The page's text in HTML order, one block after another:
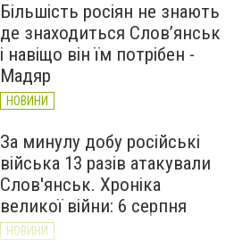
Більшість росіян не знають
де знаходиться Слов’янськ
і навіщо він їм потрібен -
Мадяр
НОВИНИ
За минулу добу російські
війська 13 разів атакували
Слов'янськ. Хроніка
великої війни: 6 серпня
НОВИНИ